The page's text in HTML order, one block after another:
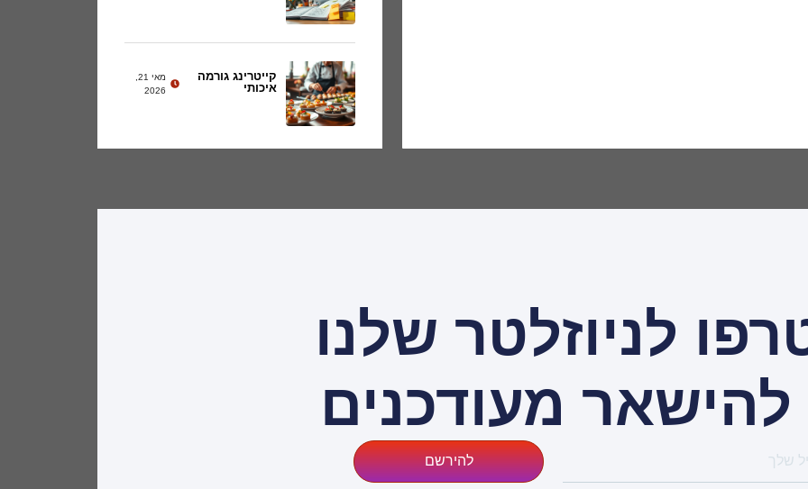
קייטרינג גורמה
איכותי
2026
לניוזלטר שלנו
להישאר מעודכנים
להירשם